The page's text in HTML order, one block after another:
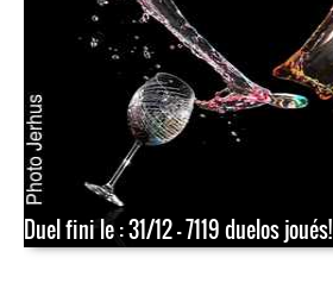
Duel fini le : 31/12 - 7119 duelos joués!